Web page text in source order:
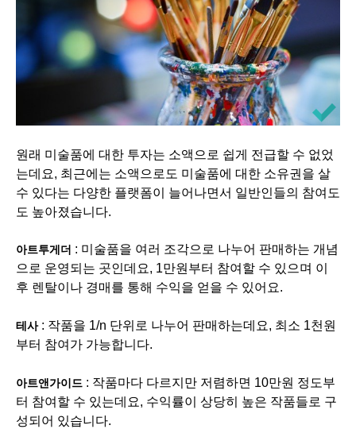
원래 미술품에 대한 투자는 소액으로 쉽게 전급할 수 없었
는데요, 최근에는 소액으로도 미술품에 대한 소유권을 살
수 있다는 다양한 플랫폼이 늘어나면서 일반인들의 참여도
도 높아졌습니다.
아트투게더 : 미술품을 여러 조각으로 나누어 판매하는 개념
으로 운영되는 곳인데요, 1만원부터 참여할 수 있으며 이
후 렌탈이나 경매를 통해 수익을 얻을 수 있어요.
테사: 작품을 1/n 단위로 나누어 판매하는데요, 최소 1천원
부터 참여가 가능합니다.
아트앤가이드 : 작품마다 다르지만 저렴하면 10만원 정도부
터 참여할 수 있는데요, 수익률이 상당히 높은 작품들로 구
성되어 있습니다.